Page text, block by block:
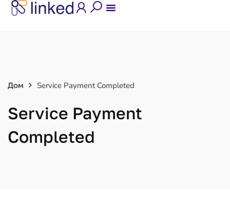
Дом Service Payment Completed
Service Payment
Completed